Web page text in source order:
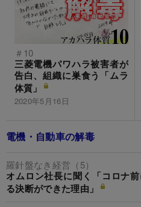
＃10
三菱電機パワハラ被害者が
告白、組織に巣食う「ムラ
体質」
2020年5月16日
電機・自動車の解毒
羅針盤なき経営（5）
オムロン社長に聞く「コロナ
る決断ができた理由」